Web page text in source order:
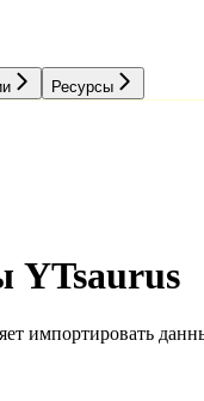
Ресурсы
YTsaurus
импортировать